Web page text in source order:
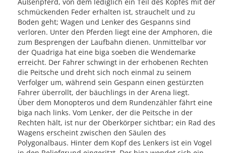
schmückenden Feder erhalten ist, strauchelt und zu
Boden geht; Wagen und Lenker des Gespanns sind
verloren. Unter den Pferden liegt eine der Amphoren, die
zum Besprengen der Laufbahn dienen. Unmittelbar vor
der Quadriga hat eine biga soeben die Wendemarke
erreicht. Der Fahrer schwingt in der erhobenen Rechten
die Peitsche und dreht sich noch einmal zu seinem
Verfolger um, während sein Gespann einen gestürzten
Fahrer überrollt, der bäuchlings in der Arena liegt.
Über dem Monopteros und dem Rundenzähler fährt eine
biga nach links. Vom Lenker, der die Peitsche in der
Rechten hält, ist nur der Oberkörper sichtbar; ein Rad des
Wagens erscheint zwischen den Säulen des
Polygonalbaus. Hinter dem Kopf des Lenkers ist ein Vogel